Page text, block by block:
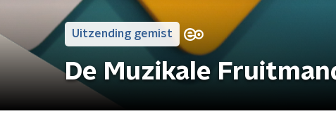
Uitzending gemist
De Muzikale